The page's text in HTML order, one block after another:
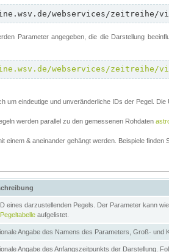
webservices/zeitreihe/
Parameter angegeben, die die Darstellung
webservices/zeitreihe/
um eindeutige und unveränderliche IDs der Pegel. Die
werden parallel zu den gemessenen Rohdaten
einem & aneinander gehängt werden. Beispiele finden
eines darzustellenden Pegels. Der Parameter kann
Pegeltabelle aufgelistet.
Angabe des Namens des Parameters, Groß- und
Angabe des Anfangszeitpunkts der Darstellung.